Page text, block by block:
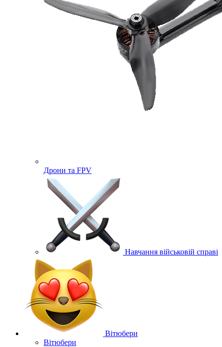
Дрони та FPV
Навчання військовій справі
Вітюбери
Вітюбери